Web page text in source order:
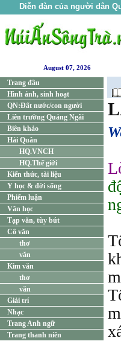
Diễn đàn của người dân
August 07, 2026
Trang đầu
Hình ảnh, sinh hoạt
QN:Đất nước/con người
Liên trường Quảng Ngãi
Biên khảo
Hải Quân
HQ.VNCH
HQ.Thế giới
Kiến thức, tài liệu
Y học & đời sống
Phiếm luận
Văn học
Tạp văn, tùy bút
Cổ văn
thơ
văn
Kim văn
thơ
văn
Giải trí
Nhạc
Trang Anh ngữ
Trang thanh niên